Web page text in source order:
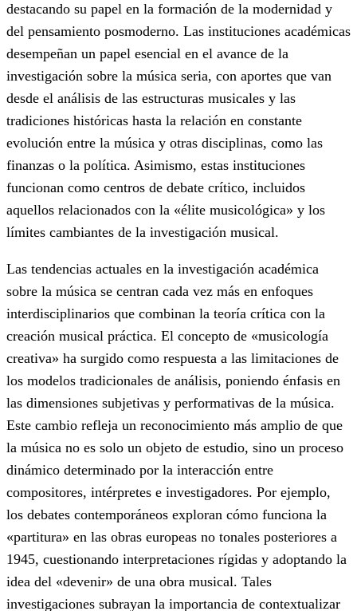
destacando su papel en la formación de la modernidad y
del pensamiento posmoderno. Las instituciones académicas
desempeñan un papel esencial en el avance de la
investigación sobre la música seria, con aportes que van
desde el análisis de las estructuras musicales y las
tradiciones históricas hasta la relación en constante
evolución entre la música y otras disciplinas, como las
finanzas o la política. Asimismo, estas instituciones
funcionan como centros de debate crítico, incluidos
aquellos relacionados con la «élite musicológica» y los
límites cambiantes de la investigación musical.
Las tendencias actuales en la investigación académica
sobre la música se centran cada vez más en enfoques
interdisciplinarios que combinan la teoría crítica con la
creación musical práctica. El concepto de «musicología
creativa» ha surgido como respuesta a las limitaciones de
los modelos tradicionales de análisis, poniendo énfasis en
las dimensiones subjetivas y performativas de la música.
Este cambio refleja un reconocimiento más amplio de que
la música no es solo un objeto de estudio, sino un proceso
dinámico determinado por la interacción entre
compositores, intérpretes e investigadores. Por ejemplo,
los debates contemporáneos exploran cómo funciona la
«partitura» en las obras europeas no tonales posteriores a
1945, cuestionando interpretaciones rígidas y adoptando la
idea del «devenir» de una obra musical. Tales
investigaciones subrayan la importancia de contextualizar